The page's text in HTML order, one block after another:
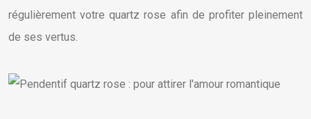
régulièrement votre quartz rose afin de profiter pleinement
de ses vertus.